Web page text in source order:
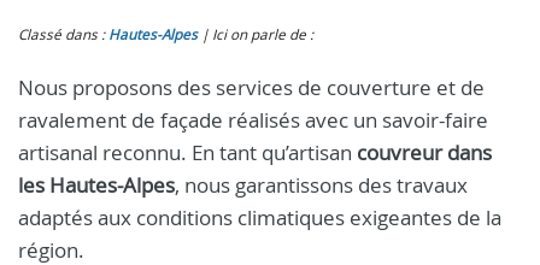
Classé dans : Hautes-Alpes Ici on parle de :
Nous proposons des services de couverture et de
ravalement de façade réalisés avec un savoir-faire
artisanal reconnu. En tant qu’artisan couvreur dans
les Hautes-Alpes, nous garantissons des travaux
adaptés aux conditions climatiques exigeantes de la
région.